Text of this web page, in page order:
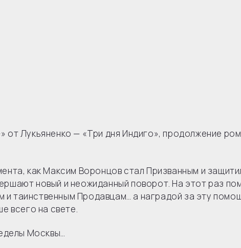
от Лукьяненко — «Три дня Индиго», продолжение
как Максим Воронцов стал Призванным и
новый и неожиданный поворот. На этот раз
таинственным Продавцам… а наградой за эту
всего на свете.
Москвы…